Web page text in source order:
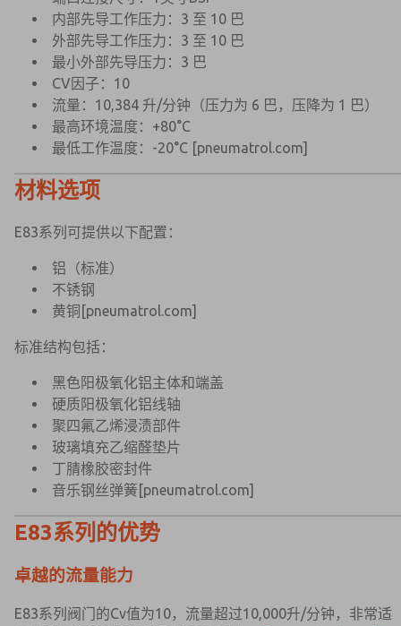
内部先导工作压力：3 至 10 巴
外部先导工作压力：3 至 10 巴
最小外部先导压力：3 巴
CV因子：10
流量：10,384 升/分钟（压力为 6 巴，压降为 1 巴）
最高环境温度：+80°C
最低工作温度：-20°C [pneumatrol.com]
材料选项
E83系列可提供以下配置：
铝（标准）
不锈钢
黄铜 [pneumatrol.com]
标准结构包括：
黑色阳极氧化铝主体和端盖
硬质阳极氧化铝线轴
聚四氟乙烯浸渍部件
玻璃填充乙缩醛垫片
丁腈橡胶密封件
音乐钢丝弹簧 [pneumatrol.com]
E83系列的优势
卓越的流量能力
E83系列阀门的Cv值为10，流量超过10,000升/分钟，非常适